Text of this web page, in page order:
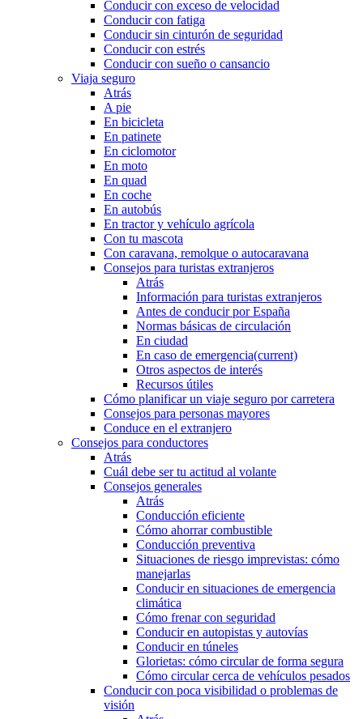
Conducir con exceso de velocidad
Conducir con fatiga
Conducir sin cinturón de seguridad
Conducir con estrés
Conducir con sueño o cansancio
Viaja seguro
Atrás
A pie
En bicicleta
En patinete
En ciclomotor
En moto
En quad
En coche
En autobús
En tractor y vehículo agrícola
Con tu mascota
Con caravana, remolque o autocaravana
Consejos para turistas extranjeros
Atrás
Información para turistas extranjeros
Antes de conducir por España
Normas básicas de circulación
En ciudad
En caso de emergencia(current)
Otros aspectos de interés
Recursos útiles
Cómo planificar un viaje seguro por carretera
Consejos para personas mayores
Conduce en el extranjero
Consejos para conductores
Atrás
Cuál debe ser tu actitud al volante
Consejos generales
Atrás
Conducción eficiente
Cómo ahorrar combustible
Conducción preventiva
Situaciones de riesgo imprevistas: cómo
manejarlas
Conducir en situaciones de emergencia
climática
Cómo frenar con seguridad
Conducir en autopistas y autovías
Conducir en túneles
Glorietas: cómo circular de forma segura
Cómo circular cerca de vehículos pesados
Conducir con poca visibilidad o problemas de
visión